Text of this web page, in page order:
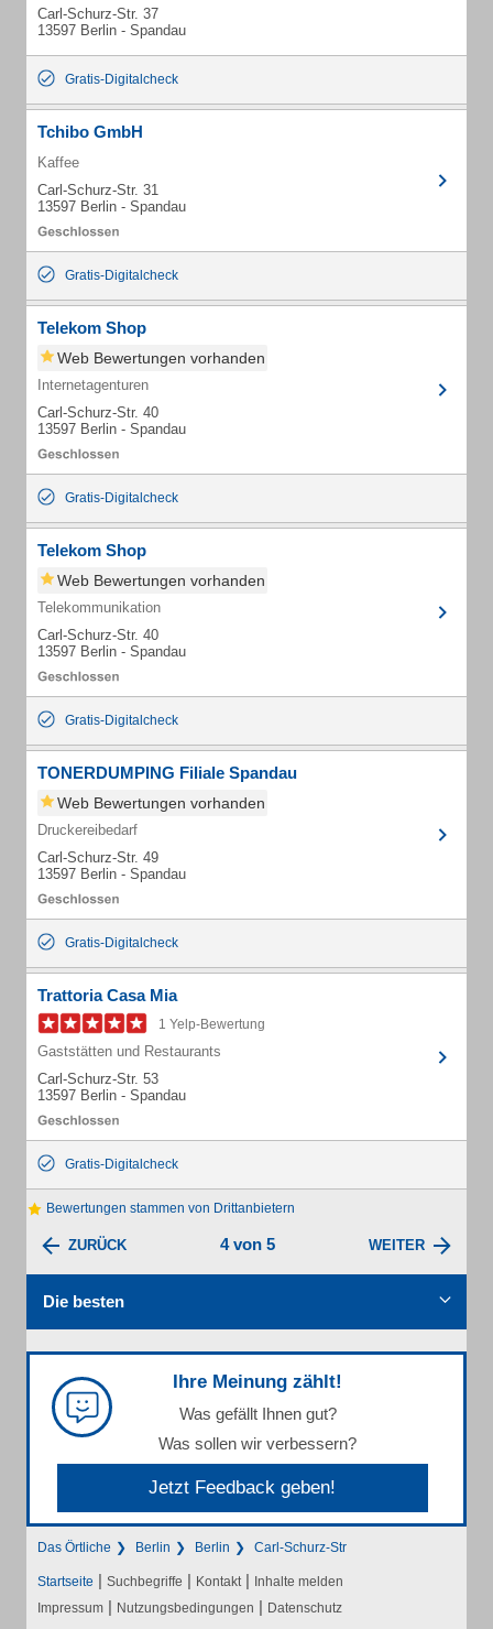
Carl-Schurz-Str. 37
13597 Berlin - Spandau
Gratis-Digitalcheck
Tchibo GmbH
Kaffee
Carl-Schurz-Str. 31
13597 Berlin - Spandau
Gratis-Digitalcheck
Telekom Shop
Web Bewertungen vorhanden
Internetagenturen
Carl-Schurz-Str. 40
13597 Berlin - Spandau
Gratis-Digitalcheck
Telekom Shop
Web Bewertungen vorhanden
Telekommunikation
Carl-Schurz-Str. 40
13597 Berlin - Spandau
Gratis-Digitalcheck
TONERDUMPING Filiale Spandau
Web Bewertungen vorhanden
Druckereibedarf
Carl-Schurz-Str. 49
13597 Berlin - Spandau
Gratis-Digitalcheck
Trattoria Casa Mia
1 Yelp-Bewertung
Gaststätten und Restaurants
Carl-Schurz-Str. 53
13597 Berlin - Spandau
Gratis-Digitalcheck
Bewertungen stammen von Drittanbietern
ZURÜCK 4 von 5 WEITER
Die besten
Ihre Meinung zählt!
Was gefällt Ihnen gut?
Was sollen wir verbessern?
Jetzt Feedback geben!
Das Örtliche Berlin Berlin Carl-Schurz-Str
Startseite | Suchbegriffe | Kontakt | Inhalte melden
Impressum | Nutzungsbedingungen | Datenschutz